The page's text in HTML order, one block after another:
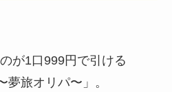
が1口999円で引ける
夢旅オリパ〜」。